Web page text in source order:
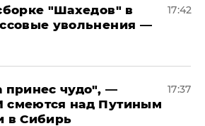
"Шахедов" в
увольнения —
17:42
принес чудо", —
смеются над Путиным
в Сибирь
17:37